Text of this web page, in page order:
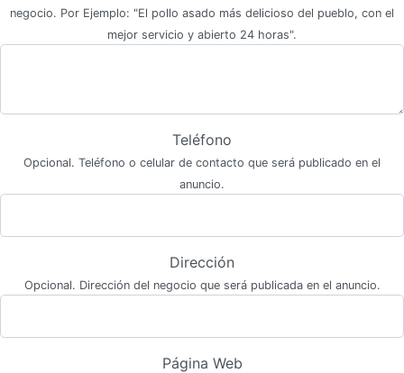
negocio. Por Ejemplo: "El pollo asado más delicioso del pueblo, con el
mejor servicio y abierto 24 horas".
Teléfono
Opcional. Teléfono o celular de contacto que será publicado en el
anuncio.
Dirección
Opcional. Dirección del negocio que será publicada en el anuncio.
Página Web